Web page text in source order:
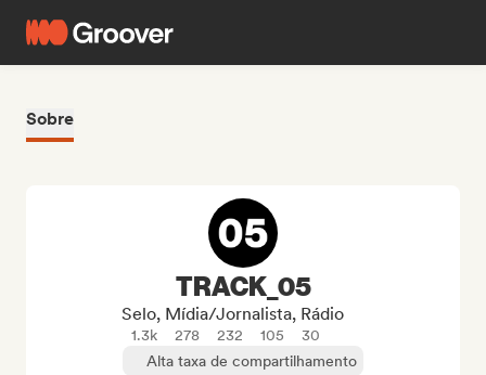
Sobre
TRACK_05
Selo, Mídia/Jornalista, Rádio
1.3k 278 232 105
30
Alta taxa de compartilhamento